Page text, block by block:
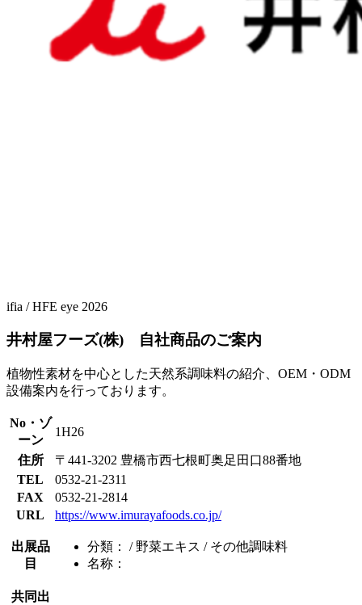
ifia / HFE eye 2026
井村屋フーズ(株) 自社商品のご案内
植物性素材を中心とした天然系調味料の紹介、OEM・ODM
設備案内を行っております。
No・ゾ
ーン
1H26
住所
〒441-3202 豊橋市西七根町奥足田口88番地
TEL
0532-21-2311
FAX
0532-21-2814
URL
https://www.imurayafoods.co.jp/
出展品
目
分類：
/ 野菜エキス / その他調味料
名称：
共同出